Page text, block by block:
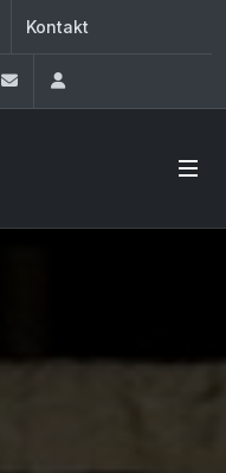
Kontakt
33 86 930